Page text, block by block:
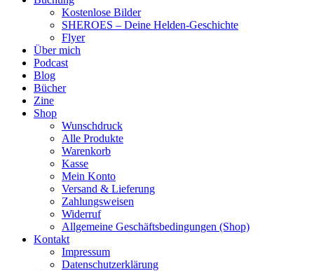
Kostenlose Bilder
SHEROES – Deine Helden-Geschichte
Flyer
Über mich
Podcast
Blog
Bücher
Zine
Shop
Wunschdruck
Alle Produkte
Warenkorb
Kasse
Mein Konto
Versand & Lieferung
Zahlungsweisen
Widerruf
Allgemeine Geschäftsbedingungen (Shop)
Kontakt
Impressum
Datenschutzerklärung